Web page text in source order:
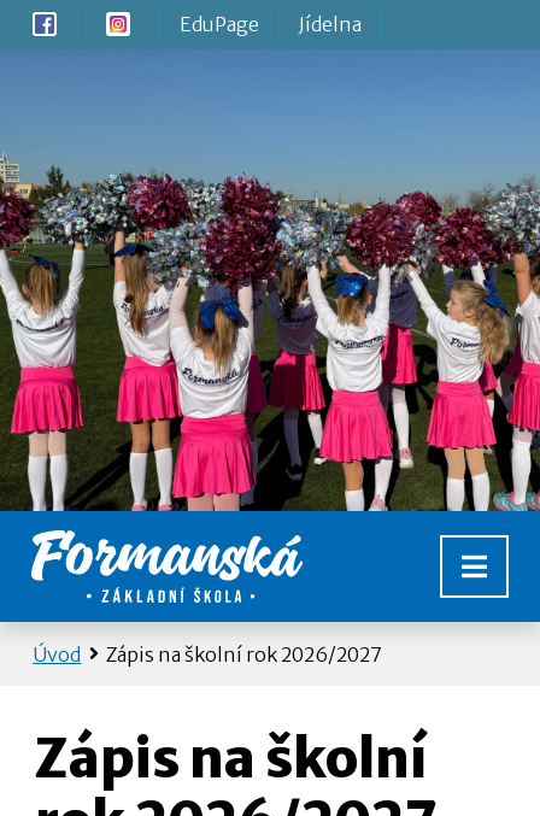
EduPage Jídelna
Úvod Zápis na školní rok 2026/2027
Zápis na školní